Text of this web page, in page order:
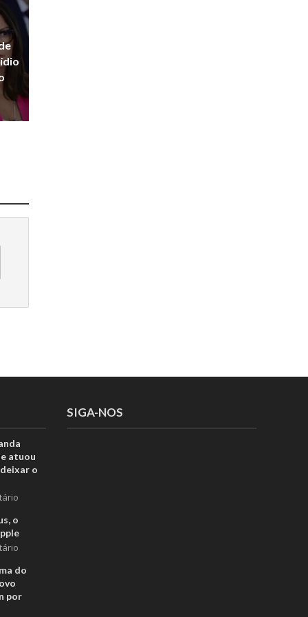
atuou
o
o
do
por
SIGA-NOS